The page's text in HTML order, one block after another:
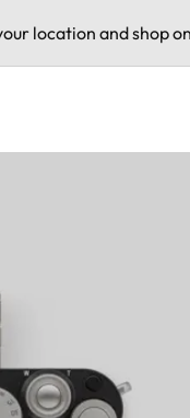
location and shop
Home